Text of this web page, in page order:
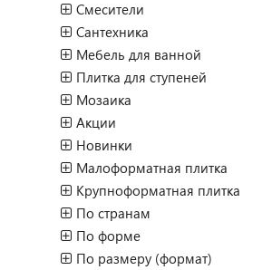
Смесители
Сантехника
Мебель для ванной
Плитка для ступеней
Мозаика
Акции
Новинки
Малоформатная плитка
Крупноформатная плитка
По странам
По форме
По размеру (формат)